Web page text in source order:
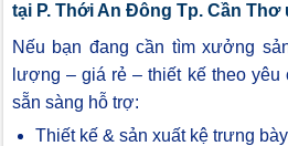
tại P. Thới An Đông Tp. Cần Thơ
Nếu bạn đang cần tìm xưởng
lượng – giá rẻ – thiết kế theo yêu
sẵn sàng hỗ trợ:
Thiết kế & sản xuất kệ trưng